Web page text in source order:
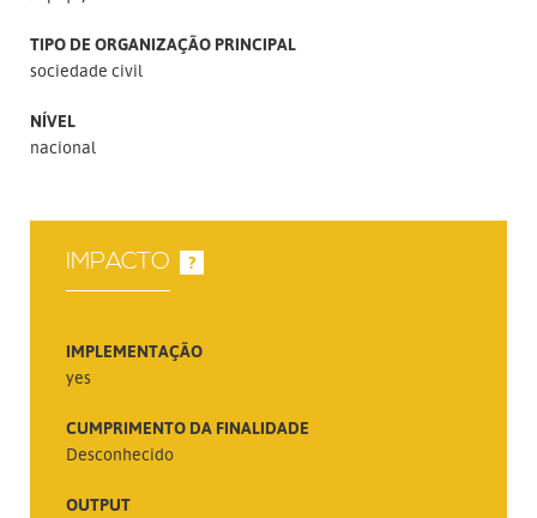
TIPO DE ORGANIZAÇÃO PRINCIPAL
sociedade civil
NÍVEL
nacional
IMPACTO ?
IMPLEMENTAÇÃO
yes
CUMPRIMENTO DA FINALIDADE
Desconhecido
OUTPUT